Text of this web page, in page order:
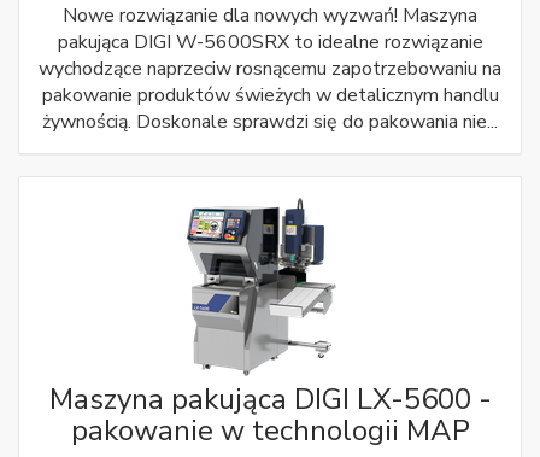
Nowe rozwiązanie dla nowych wyzwań! Maszyna
pakująca DIGI W-5600SRX to idealne rozwiązanie
wychodzące naprzeciw rosnącemu zapotrzebowaniu na
pakowanie produktów świeżych w detalicznym handlu
żywnością. Doskonale sprawdzi się do pakowania nie...
Maszyna pakująca DIGI LX-5600 -
pakowanie w technologii MAP